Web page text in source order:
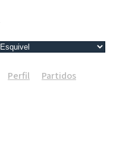
Perfil Partidos